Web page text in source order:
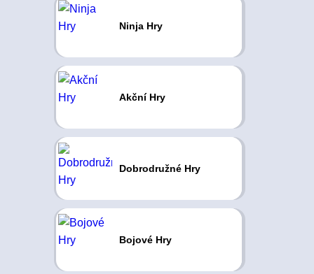
Ninja Hry
Akční Hry
Dobrodružné Hry
Bojové Hry